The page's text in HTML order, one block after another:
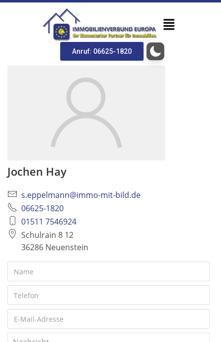
Anruf: 06625-1820
Jochen Hay
s.eppelmann@immo-mit-bild.de
06625-1820
01511 7546924
Schulrain 8 12
36286 Neuenstein